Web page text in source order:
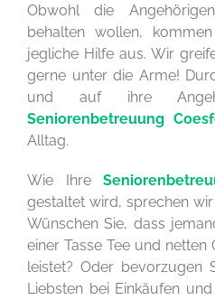
Obwohl die
behalten wollen,
jegliche Hilfe aus. Wir
gerne unter die Arme!
und auf ihre
Seniorenbetreuung
Alltag.
Wie Ihre
gestaltet wird, sprechen
Wünschen Sie, dass
einer Tasse Tee und netten
leistet? Oder bevorzugen
Liebsten bei Einkäufen